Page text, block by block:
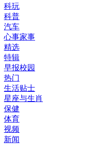
科玩
科普
汽车
心事家事
精选
特辑
早报校园
热门
生活贴士
星座与生肖
保健
体育
视频
新闻